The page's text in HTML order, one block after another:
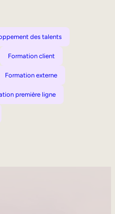
des talents
Formation client
Formation externe
première ligne